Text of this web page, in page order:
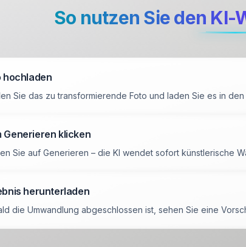
So nutzen Sie den
hochladen
Sie das zu transformierende Foto und laden Sie es in
Generieren klicken
Sie auf Generieren – die KI wendet sofort künstlerische
herunterladen
die Umwandlung abgeschlossen ist, sehen Sie eine